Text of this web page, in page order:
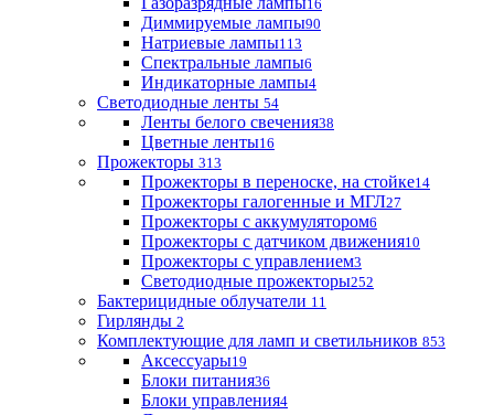
16
Диммируемые лампы90
Натриевые лампы113
Спектральные лампы6
Индикаторные лампы4
Светодиодные ленты 54
Ленты белого свечения38
Цветные ленты16
Прожекторы 313
Прожекторы в переноске, на стойке14
Прожекторы галогенные и МГЛ27
Прожекторы с аккумулятором6
Прожекторы с датчиком движения10
Прожекторы с управлением3
Светодиодные прожекторы252
Бактерицидные облучатели 11
Гирлянды 2
Комплектующие для ламп и светильников 853
Аксессуары19
Блоки питания36
Блоки управления4